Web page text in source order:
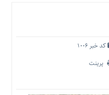
کد خبر 1006
پرینت